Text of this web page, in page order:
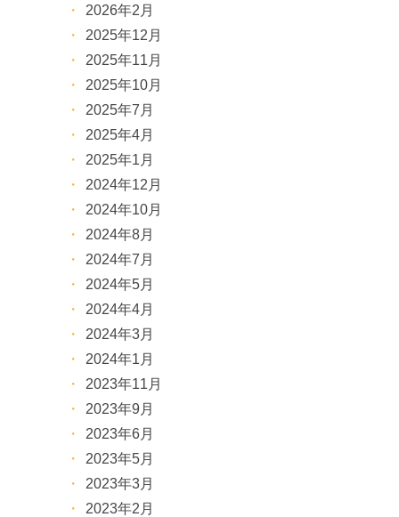
2026年2月
2025年12月
2025年11月
2025年10月
2025年7月
2025年4月
2025年1月
2024年12月
2024年10月
2024年8月
2024年7月
2024年5月
2024年4月
2024年3月
2024年1月
2023年11月
2023年9月
2023年6月
2023年5月
2023年3月
2023年2月